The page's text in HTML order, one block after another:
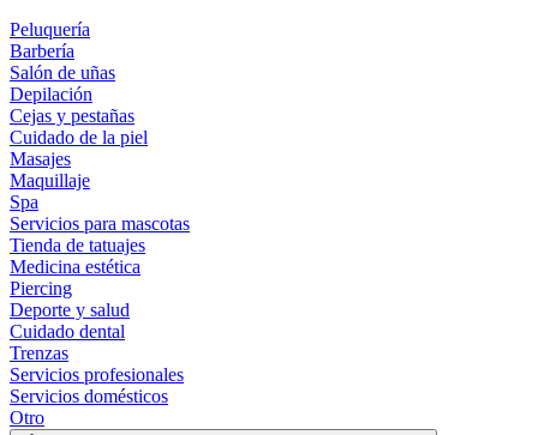
Peluquería
Barbería
Salón de uñas
Depilación
Cejas y pestañas
Cuidado de la piel
Masajes
Maquillaje
Spa
Servicios para mascotas
Tienda de tatuajes
Medicina estética
Piercing
Deporte y salud
Cuidado dental
Trenzas
Servicios profesionales
Servicios domésticos
Otro